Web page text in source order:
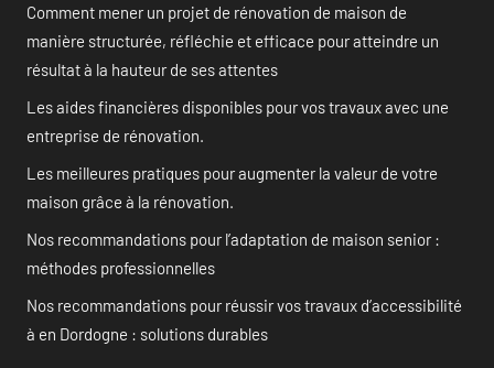
Comment mener un projet de rénovation de maison de
manière structurée, réfléchie et efficace pour atteindre un
résultat à la hauteur de ses attentes
Les aides financières disponibles pour vos travaux avec une
entreprise de rénovation.
Les meilleures pratiques pour augmenter la valeur de votre
maison grâce à la rénovation.
Nos recommandations pour l’adaptation de maison senior :
méthodes professionnelles
Nos recommandations pour réussir vos travaux d’accessibilité
à en Dordogne : solutions durables